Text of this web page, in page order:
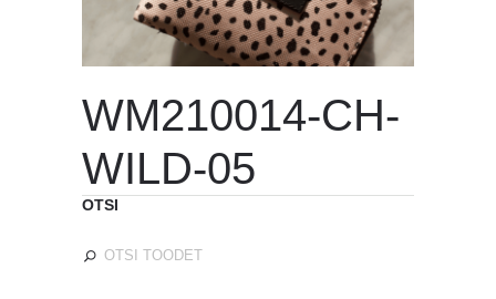
WM210014-CH-
WILD-05
OTSI